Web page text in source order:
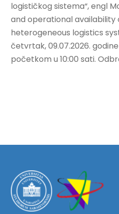
logističkog sistema“, engl
and operational availability
heterogeneous logistics
četvrtak, 09.07.2026.
početkom u 10:00 sati.